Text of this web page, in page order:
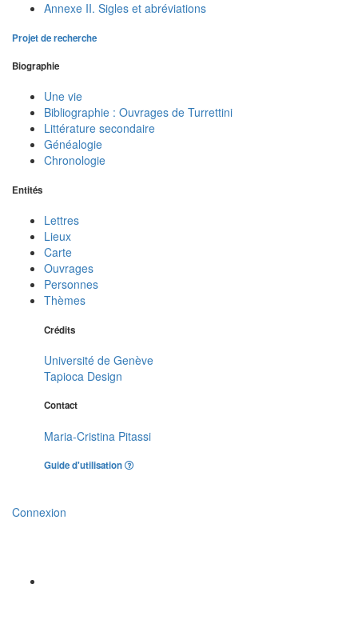
Annexe II. Sigles et abréviations
Projet de recherche
Biographie
Une vie
Bibliographie : Ouvrages de Turrettini
Littérature secondaire
Généalogie
Chronologie
Entités
Lettres
Lieux
Carte
Ouvrages
Personnes
Thèmes
Crédits
Université de Genève
Tapioca Design
Contact
Maria-Cristina Pitassi
Guide d'utilisation
Connexion